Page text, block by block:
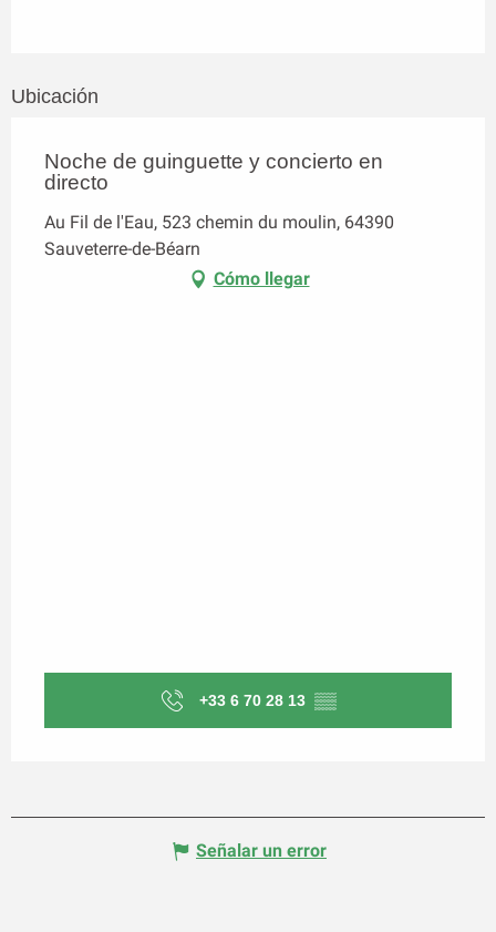
Ubicación
Noche de guinguette y concierto en
directo
Au Fil de l'Eau, 523 chemin du moulin, 64390
Sauveterre-de-Béarn
Cómo llegar
+33 6 70 28 13 ▒▒
Señalar un error